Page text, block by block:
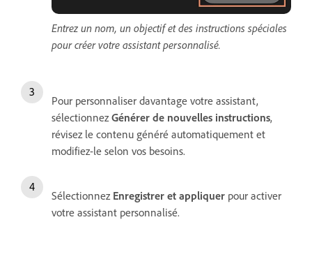
Entrez un nom, un objectif et des instructions spéciales
pour créer votre assistant personnalisé.
Pour personnaliser davantage votre assistant,
sélectionnez Générer de nouvelles instructions,
révisez le contenu généré automatiquement et
modifiez-le selon vos besoins.
Sélectionnez Enregistrer et appliquer pour activer
votre assistant personnalisé.